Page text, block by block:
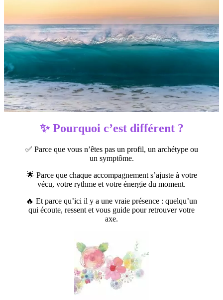
✨ Pourquoi c’est différent ?
✅ Parce que vous n’êtes pas un profil, un archétype ou
un symptôme.
🌟 Parce que chaque accompagnement s’ajuste à votre
vécu, votre rythme et votre énergie du moment.
🔥 Et parce qu’ici il y a une vraie présence : quelqu’un
qui écoute, ressent et vous guide pour retrouver votre
axe.